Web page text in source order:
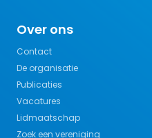
Over ons
Contact
De organisatie
Publicaties
Vacatures
Lidmaatschap
Zoek een vereniging